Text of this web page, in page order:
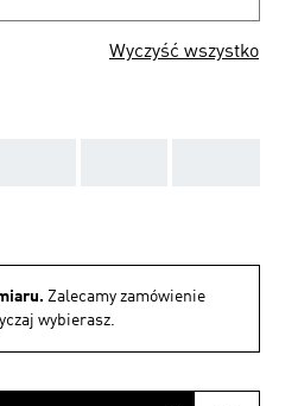
Wyczyść wszystko
Zalecamy zamówienie
wybierasz.